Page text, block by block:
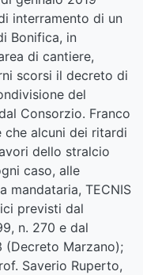
interramento di un
Bonifica, in
di cantiere,
scorsi il decreto di
del
Consorzio. Franco
che alcuni dei ritardi
dello stralcio
caso, alle
mandataria, TECNIS
previsti dal
n. 270 e dal
(Decreto Marzano);
Saverio Ruperto,